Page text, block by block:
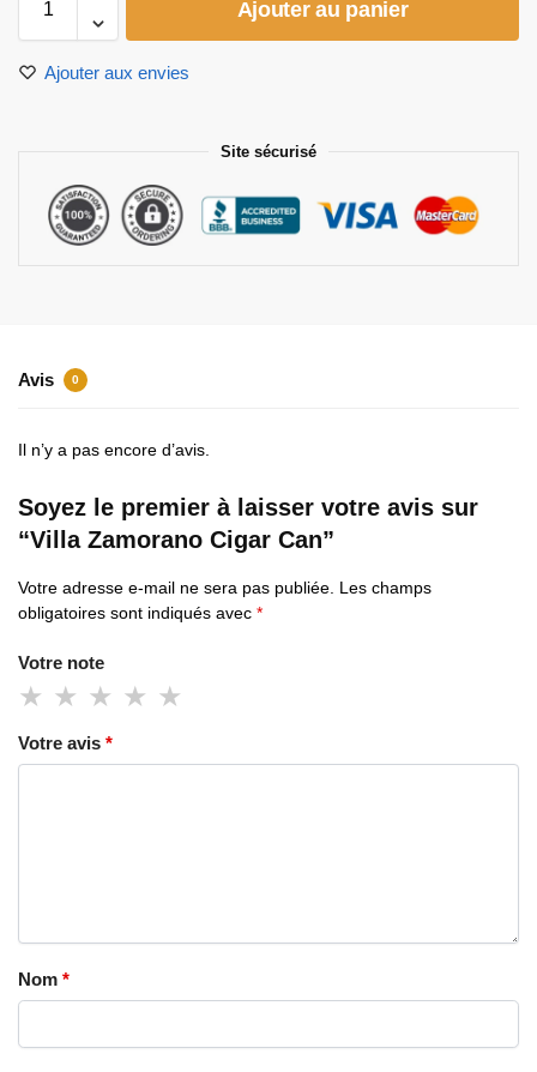
Ajouter au panier
Ajouter aux envies
Site sécurisé
Avis 0
Il n’y a pas encore d’avis.
Soyez le premier à laisser votre avis sur
“Villa Zamorano Cigar Can”
Votre adresse e-mail ne sera pas publiée. Les champs
obligatoires sont indiqués avec *
Votre note
Votre avis *
Nom *